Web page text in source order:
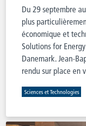
Du 29 septembre
plus
économique et
Solutions for
Danemark. Jean-
rendu sur place en
Sciences et Technologies